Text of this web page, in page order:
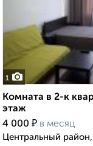
1
Комната в 2-к
этаж
4 000 ₽ в месяц
Центральный